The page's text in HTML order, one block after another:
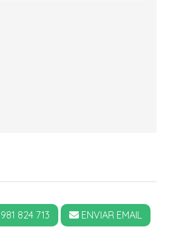
981 824 713 ENVIAR EMAIL